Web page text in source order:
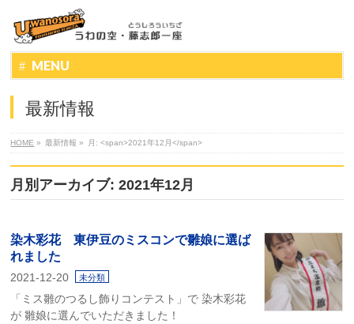
MENU
最新情報
HOME » 最新情報 » 月: <span>2021年12月</span>
月別アーカイブ: 2021年12月
染木彩花 東伊豆のミスコンで雛娘に選ば
れました
2021-12-20 未分類
「ミス雛のつるし飾りコンテスト」で 染木彩花
が 雛娘に選んでいただきました！